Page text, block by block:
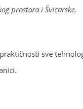
prostora i Švicarske.
sve